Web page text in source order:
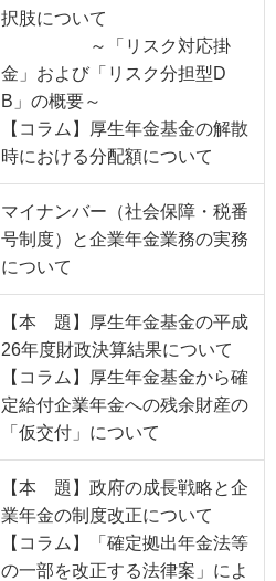
択肢について
～「リスク対応掛
金」および「リスク分担型D
B」の概要～
【コラム】厚生年金基金の解散
時における分配額について
マイナンバー（社会保障・税番
号制度）と企業年金業務の実務
について
【本 題】厚生年金基金の平成
26年度財政決算結果について
【コラム】厚生年金基金から確
定給付企業年金への残余財産の
「仮交付」について
【本 題】政府の成長戦略と企
業年金の制度改正について
【コラム】「確定拠出年金法等
の一部を改正する法律案」によ